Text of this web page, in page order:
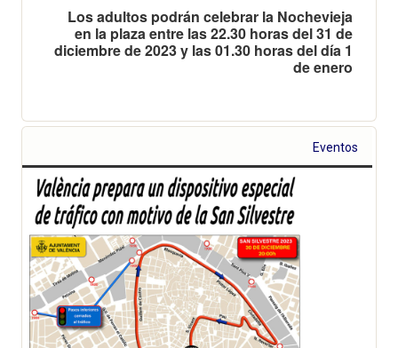
Los adultos podrán celebrar la Nochevieja
en la plaza entre las 22.30 horas del 31 de
diciembre de 2023 y las 01.30 horas del día 1
de enero
Eventos